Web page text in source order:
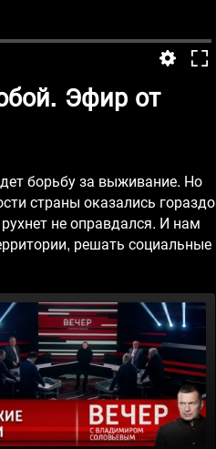
Эфир от
борьбу за выживание. Но
страны оказались гораздо
не оправдался. И нам
решать социальные